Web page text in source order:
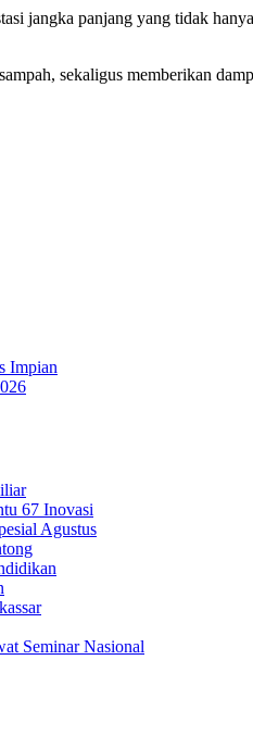
jangka panjang yang tidak
sekaligus memberikan
Impian
67 Inovasi
Agustus
Seminar Nasional